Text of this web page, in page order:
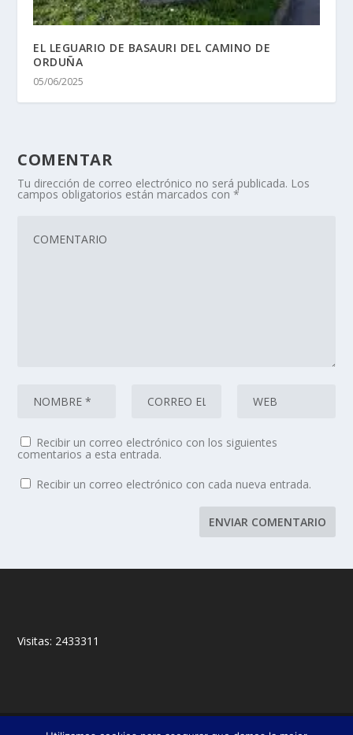
EL LEGUARIO DE BASAURI DEL CAMINO DE
ORDUÑA
05/06/2025
COMENTAR
Tu dirección de correo electrónico no será publicada. Los
campos obligatorios están marcados con*
Recibir un correo electrónico con los siguientes
comentarios a esta entrada.
Recibir un correo electrónico con cada nueva entrada.
Visitas: 2433311